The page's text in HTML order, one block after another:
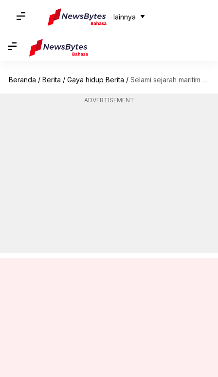
lainnya
Beranda / Berita / Gaya hidup Berita / Selami sejarah maritim Dubrovnik dengan rekomendasi berikut ini
ADVERTISEMENT